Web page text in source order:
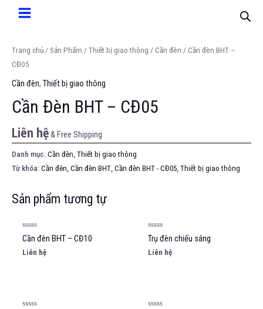
Trang chủ / Sản Phẩm / Thiết bị giao thông / Cần đèn / Cần đèn BHT –
CĐ05
Cần đèn, Thiết bị giao thông
Cần Đèn BHT – CĐ05
Liên hệ& Free Shipping
Danh mục: Cần đèn Thiết bị giao thông
Từ khóa: Cần đèn Cần đèn BHT Cần đèn BHT - CĐ05 Thiết bị giao thông
Sản phẩm tương tự
Được
xếp
hạng
0
Cần đèn BHT – CĐ10
Liên hệ
Được
xếp
hạng
0
Trụ đèn chiếu sáng
Liên hệ